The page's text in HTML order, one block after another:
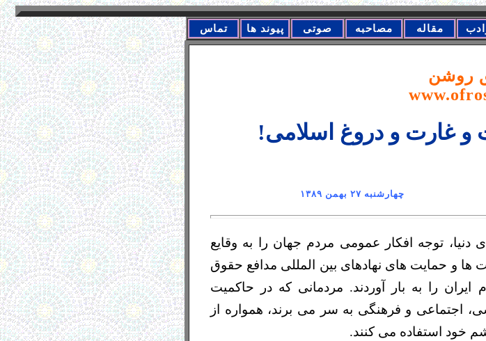
تماس پیوند ها صوتی مصاحبه مقاله
روشن
و غارت و دروغ اسلامی
بهمن ١٣٨٩
توجه افکار عمومی مردم جهان را به وقایع
و حمایت های نهادهای بین المللی مدافع حقوق
ایران را به بار آوردند. مردمانی که در حاکمیت
اجتماعی و فرهنگی به سر می برند، همواره از
خود استفاده می کنند.